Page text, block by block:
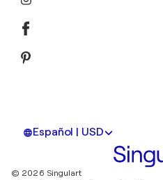
Español | USD
© 2026 Singulart